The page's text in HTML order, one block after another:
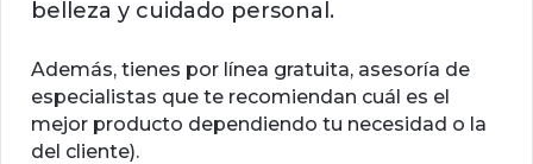
belleza y cuidado personal.
Además, tienes por línea gratuita, asesoría de
especialistas que te recomiendan cuál es el
mejor producto dependiendo tu necesidad o la
del cliente).